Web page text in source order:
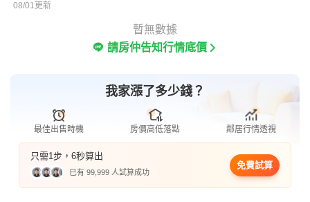
08/01更新
暫無數據
請房仲告知行情底價
我家漲了多少錢？
最佳出售時機 房價高低落點 鄰居行情透視
只需1步，6秒算出
已有 99,999 人試算成功
免費試算